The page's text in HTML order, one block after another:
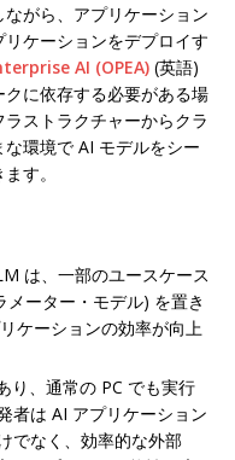
がら、アプリケーション
ケーションをデプロイす
AI (OPEA) (英語)
に依存する必要がある場
ストラクチャーからクラ
環境で AI モデルをシー
す。
は、一部のユースケース
ーター・モデル) を置き
ケーションの効率が向上
り、通常の PC でも実行
者は AI アプリケーション
でなく、効率的な外部